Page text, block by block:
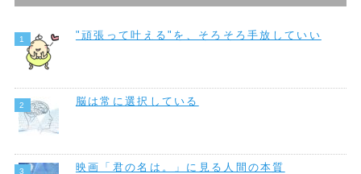
"頑張って叶える"を、そろそろ手放していい
脳は常に選択している
映画「君の名は。」に見る人間の本質